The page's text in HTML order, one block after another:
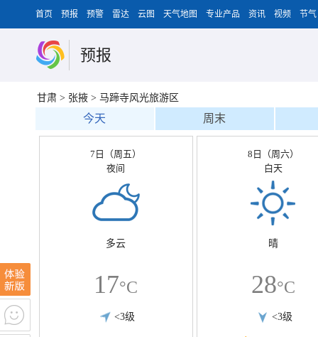
首页 预报 预警 雷达 云图 天气地图 专业产品 资讯 视频 节气
预报
甘肃 > 张掖 > 马蹄寺风光旅游区
今天 周末
7日（周五）
夜间
多云
17°C
<3级
8日（周六）
白天
晴
28°C
<3级